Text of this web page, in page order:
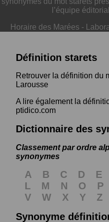
l’équipe
Horaire des Marées -
Définition starets
Retrouver la définition du
Larousse
A lire également la
ptidico.com
Dictionnaire des
Classement par ordre
synonymes
A B C D E
L
M N O P
V
W X Y
Z
Synonyme